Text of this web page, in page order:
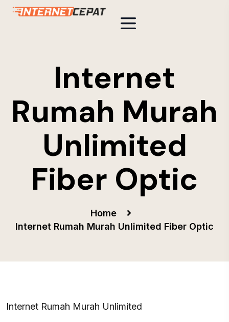
Internet
Rumah Murah
Unlimited
Fiber Optic
Home
Internet Rumah Murah Unlimited Fiber Optic
Internet Rumah Murah Unlimited